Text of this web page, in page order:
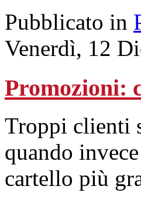
Pubblicato in
Venerdì, 12
Promozioni:
Troppi clienti
quando
cartello più